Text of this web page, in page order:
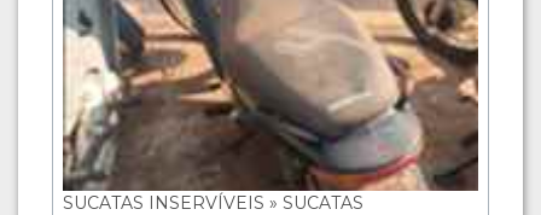
SUCATAS INSERVÍVEIS » SUCATAS